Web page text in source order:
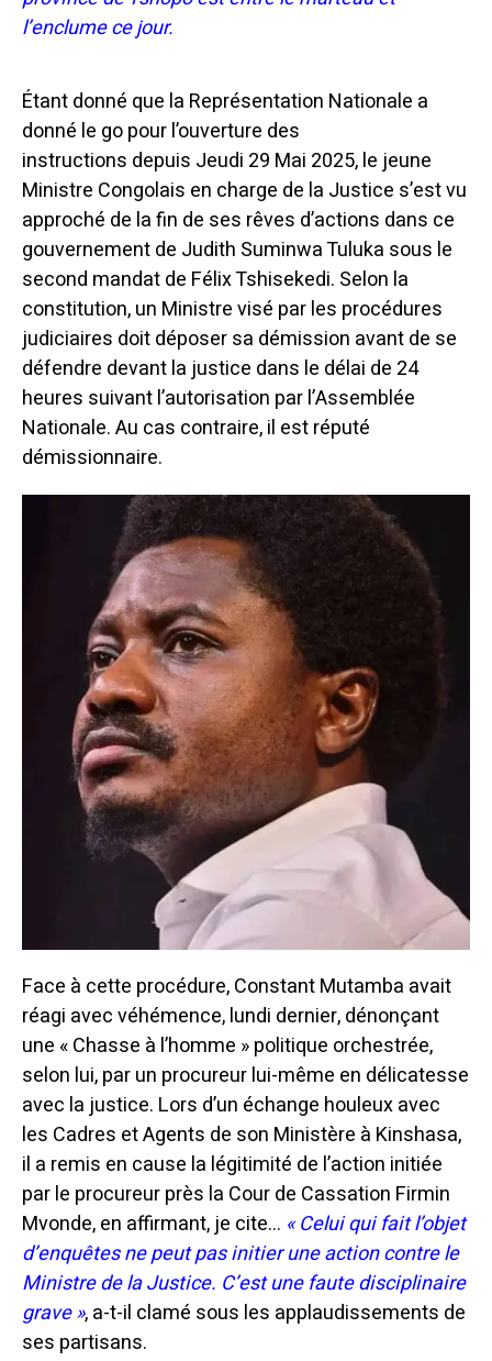
l’enclume ce jour.
Étant donné que la Représentation Nationale a
donné le go pour l’ouverture des
instructions depuis Jeudi 29 Mai 2025, le jeune
Ministre Congolais en charge de la Justice s’est vu
approché de la fin de ses rêves d’actions dans ce
gouvernement de Judith Suminwa Tuluka sous le
second mandat de Félix Tshisekedi. Selon la
constitution, un Ministre visé par les procédures
judiciaires doit déposer sa démission avant de se
défendre devant la justice dans le délai de 24
heures suivant l’autorisation par l’Assemblée
Nationale. Au cas contraire, il est réputé
démissionnaire.
Face à cette procédure, Constant Mutamba avait
réagi avec véhémence, lundi dernier, dénonçant
une « Chasse à l’homme » politique orchestrée,
selon lui, par un procureur lui-même en délicatesse
avec la justice. Lors d’un échange houleux avec
les Cadres et Agents de son Ministère à Kinshasa,
il a remis en cause la légitimité de l’action initiée
par le procureur près la Cour de Cassation Firmin
Mvonde, en affirmant, je cite… « Celui qui fait l’objet
d’enquêtes ne peut pas initier une action contre le
Ministre de la Justice. C’est une faute disciplinaire
grave », a-t-il clamé sous les applaudissements de
ses partisans.